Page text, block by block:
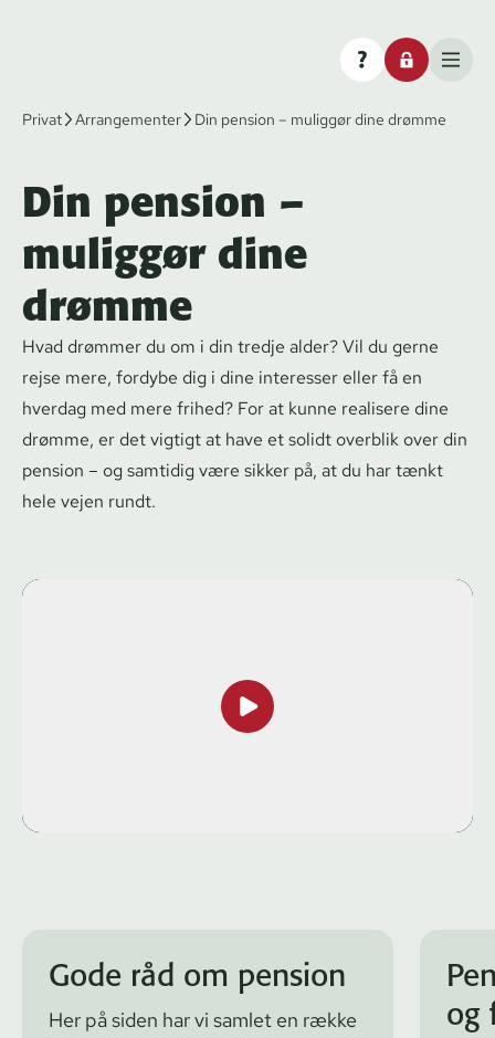
Privat Arrangementer Din pension – muliggør dine drømme
Din pension –
muliggør dine
drømme
Hvad drømmer du om i din tredje alder? Vil du gerne
rejse mere, fordybe dig i dine interesser eller få en
hverdag med mere frihed? For at kunne realisere dine
drømme, er det vigtigt at have et solidt overblik over din
pension – og samtidig være sikker på, at du har tænkt
hele vejen rundt.
Gode råd om pension
Her på siden har vi samlet en række
og